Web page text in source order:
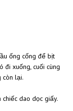
ống cống để bịt
đi xuống, cuối cùng
còn lại.
dao dọc giấy.